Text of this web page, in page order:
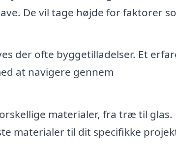
De vil tage højde for faktorer
der ofte byggetilladelser. Et
at navigere gennem
materialer, fra træ til glas.
materialer til dit specifikke